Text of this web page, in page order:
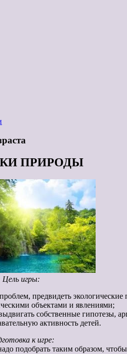
ПРИРОДЫ
Цель игры:
предвидеть
объектами и явлениями;
собственные гипотезы,
активность детей.
к игре:
подобрать таким образом,